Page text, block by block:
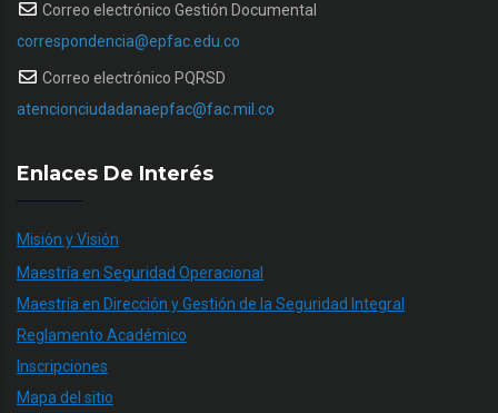
Correo electrónico Gestión Documental
correspondencia@epfac.edu.co
Correo electrónico PQRSD
atencionciudadanaepfac@fac.mil.co
Enlaces De Interés
Misión y Visión
Maestría en Seguridad Operacional
Maestría en Dirección y Gestión de la Seguridad Integral
Reglamento Académico
Inscripciones
Mapa del sitio